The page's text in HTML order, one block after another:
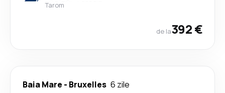
Tarom
de la392 €
Baia Mare - Bruxelles 6 zile